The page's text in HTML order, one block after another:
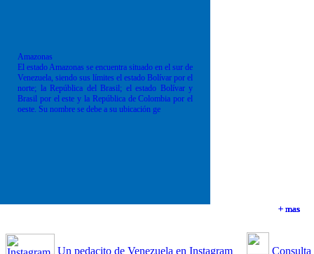
+ mas
+ mas
+ mas
Amazonas
El estado Amazonas se encuentra situado en el sur de
Venezuela, siendo sus límites el estado Bolívar por el
norte; la República del Brasil; el estado Bolívar y
Brasil por el este y la República de Colombia por el
oeste. Su nombre se debe a su ubicación ge
+ mas
Un pedacito de Venezuela en Instagram
Consulta